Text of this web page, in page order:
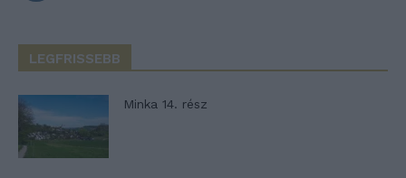
LEGFRISSEBB
Minka 14. rész